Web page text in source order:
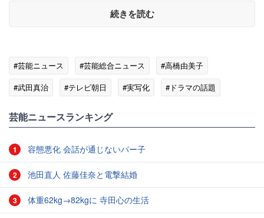
続きを読む
#芸能ニュース #芸能総合ニュース
#高橋由美子
#武田真治
#テレビ朝日 #実写化
#ドラマの話題
芸能ニュースランキング
1 容態悪化 会話が通じないパー子
2 池田直人 佐藤佳奈と電撃結婚
3 体重62kg→82kgに 寺田心の生活